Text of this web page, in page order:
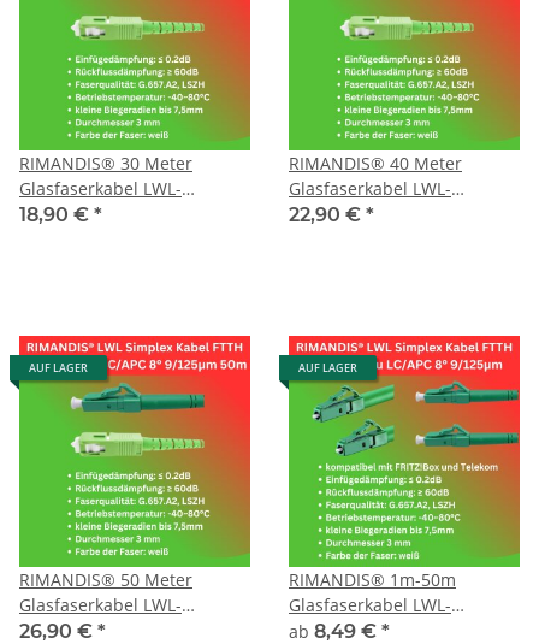
RIMANDIS® 30 Meter
Glasfaserkabel LWL-
Patchkabel Singlemode
18,90 € *
RIMANDIS® 40 Meter
Glasfaserkabel LWL-
Patchkabel Singlemode
22,90 € *
AUF LAGER
RIMANDIS® 50 Meter
Glasfaserkabel LWL-
Patchkabel Singlemode
26,90 € *
AUF LAGER
RIMANDIS® 1m-50m
Glasfaserkabel LWL-
Patchkabel Singlemode
ab 8,49 € *